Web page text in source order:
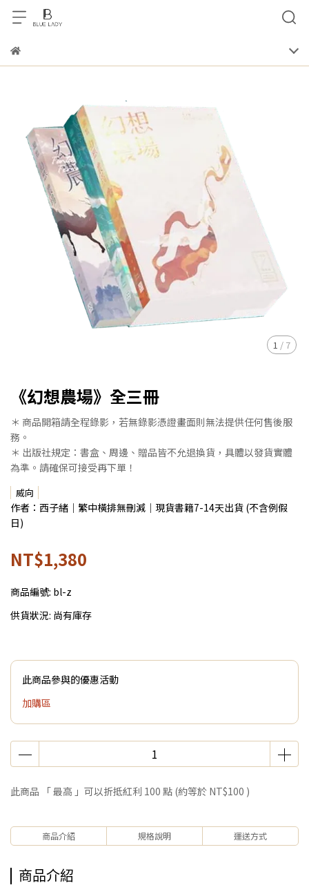
1 / 7
《幻想農場》全三冊
＊ 商品開箱請全程錄影，若無錄影憑證畫面則無法提供任何售後服
務。
＊ 出版社規定：書盒、周邊、贈品皆不允退換貨，具體以發貨實體
為準。請確保可接受再下單！
威向
作者：西子緒｜繁中橫排無刪減｜現貨書籍7-14天出貨 (不含例假
日)
NT$1,380
商品編號: bl-z
供貨狀況: 尚有庫存
此商品參與的優惠活動
加購區
此商品 「 最高 」可以折抵紅利 100 點 (約等於 NT$100 )
商品介紹 規格說明 運送方式
商品介紹